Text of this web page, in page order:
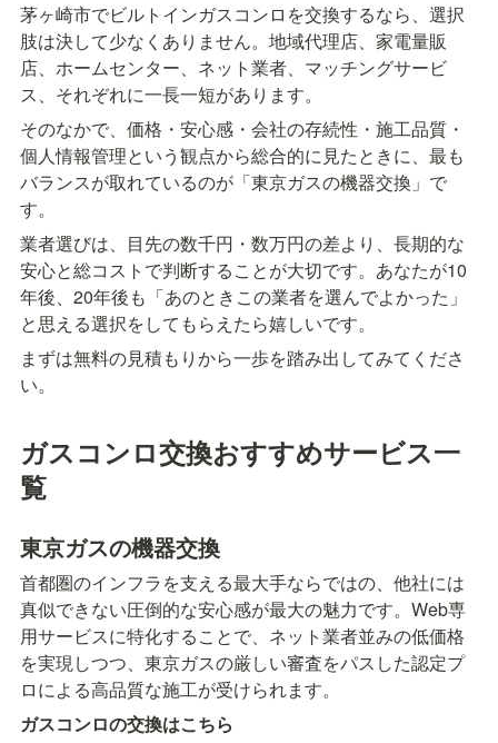
茅ヶ崎市でビルトインガスコンロを交換するなら、選択
肢は決して少なくありません。地域代理店、家電量販
店、ホームセンター、ネット業者、マッチングサービ
ス、それぞれに一長一短があります。
そのなかで、価格・安心感・会社の存続性・施工品質・
個人情報管理という観点から総合的に見たときに、最も
バランスが取れているのが「東京ガスの機器交換」で
す。
業者選びは、目先の数千円・数万円の差より、長期的な
安心と総コストで判断することが大切です。あなたが10
年後、20年後も「あのときこの業者を選んでよかった」
と思える選択をしてもらえたら嬉しいです。
まずは無料の見積もりから一歩を踏み出してみてくださ
い。
ガスコンロ交換おすすめサービス一
覧
東京ガスの機器交換
首都圏のインフラを支える最大手ならではの、他社には
真似できない圧倒的な安心感が最大の魅力です。Web専
用サービスに特化することで、ネット業者並みの低価格
を実現しつつ、東京ガスの厳しい審査をパスした認定プ
ロによる高品質な施工が受けられます。
ガスコンロの交換はこちら